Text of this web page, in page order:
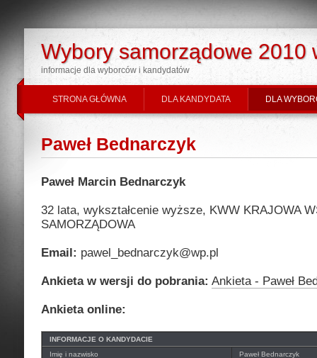
Wybory samorządowe 2010
informacje dla wyborców i kandydatów
STRONA GŁÓWNA DLA KANDYDATA DLA
Paweł Bednarczyk
Paweł Marcin Bednarczyk
32 lata, wykształcenie wyższe, KWW KRAJOWA
SAMORZĄDOWA
Email: pawel_bednarczyk@wp.pl
Ankieta w wersji do pobrania: Ankieta - Paweł
Ankieta online:
INFORMACJE O KANDYDACIE
Imię i nazwisko
Paweł Bednarczyk